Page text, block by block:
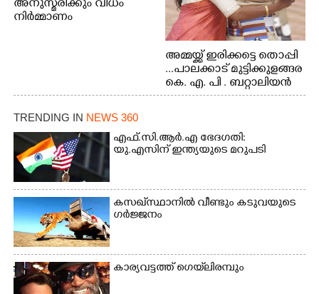
അനുസ്മരിക്കും വിധം
നിർമ്മാണം
അമ്മയ്ക്ക് ഇരിക്കട്ടെ തൊപ്പി
...പാലക്കാട് മുട്ടിക്കുളങ്ങര
കെ. എ. പി . ബറ്റാലിയൻ
ഗ്രൗണ്ടിൽ പരിശീലനം
TRENDING IN NEWS 360
എഫ്.സി.ആർ.എ ഭേദഗതി:
യു.എസിന് ഇന്ത്യയുടെ മറുപടി
കസഖ്‌സ്ഥാനിൽ വീണ്ടും കടുവയുടെ
ഗർജ്ജനം
കാര്യവട്ടത്ത് ഗെയ്‌ലിരമ്പും